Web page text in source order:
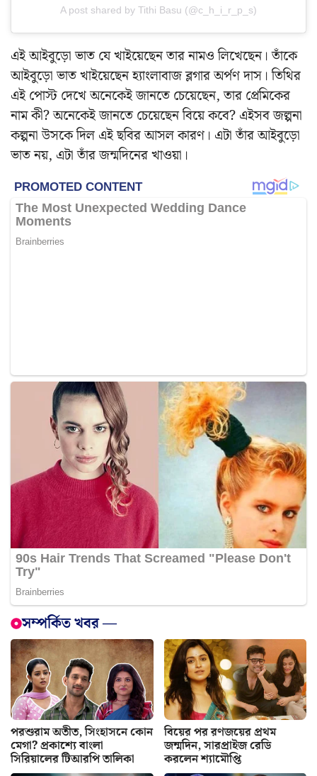
A post shared by Tithi Basu (@c_h_i_r_p_s)
এই আইবুড়ো ভাত যে খাইয়েছেন তার নামও লিখেছেন। তাঁকে
আইবুড়ো ভাত খাইয়েছেন হ্যাংলাবাজ ব্লগার অর্পণ দাস। তিথির
এই পোস্ট দেখে অনেকেই জানতে চেয়েছেন, তার প্রেমিকের
নাম কী? অনেকেই জানতে চেয়েছেন বিয়ে কবে? এইসব জল্পনা
কল্পনা উসকে দিল এই ছবির আসল কারণ। এটা তাঁর আইবুড়ো
ভাত নয়, এটা তাঁর জন্মদিনের খাওয়া।
সম্পর্কিত খবর —
পরশুরাম অতীত, সিংহাসনে কোন
মেগা? প্রকাশ্যে বাংলা
সিরিয়ালের টিআরপি তালিকা
বিয়ের পর রণজয়ের প্রথম
জন্মদিন, সারপ্রাইজ রেডি
করলেন শ্যামৌপ্তি